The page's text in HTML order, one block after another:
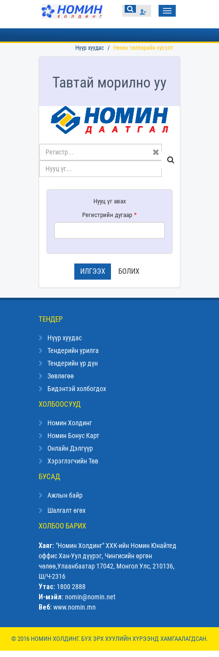
Toggle
navigation
Нүүр хуудас Нөхөн төлбөрийн хүсэлт
Тавтай морилно уу
Нууц үг авах
Регистрийн дугаар
ИЛГЭЭХ БОЛИХ
ТЕНДЕР
Нүүр хуудас
Тендерийн урилга
Тендерийн үр дүн
Зөвлөгөө
Бидэнтэй холбогдох
ХОЛБООСУУД
Номин Холдинг
Номин Бонус Карт
Онлайн Дэлгүүр
Хэрэглэгчийн Төв
БУСАД
Ажлын байр
Шалгалт өгөх
ХОЛБОО БАРИХ
Хаяг: "Номин Холдинг" ХХК-ийн Номин Юнайтед
оффис Хан-Уул дүүрэг, Чингисийн өргөн
чөлөө,Улаанбаатар 17042, Монгол Улс, 210136,
Ш/Ч-2316
Утас: 1800 2888
И-мэйл: nomin@nomin.net
Веб: www.nomin.mn
© 2016 НОМИН ХОЛДИНГ. БҮХ ЭРХ ХУУЛИЙН ХҮРЭЭНД ХАМГААЛАГДСАН.